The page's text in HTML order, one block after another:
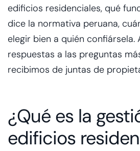
edificios residenciales, qué
dice la normativa peruana,
elegir bien a quién confiársela.
respuestas a las preguntas
recibimos de juntas de
¿Qué es la
edificios